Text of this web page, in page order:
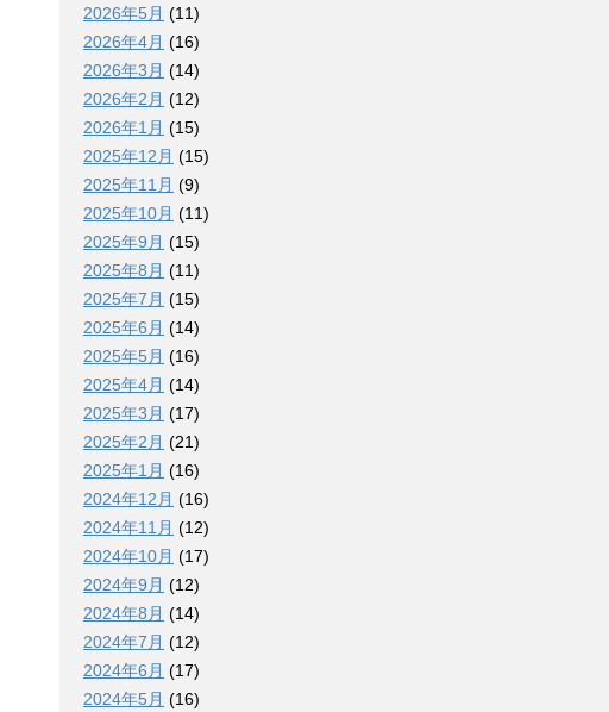
2026年5月 (11)
2026年4月 (16)
2026年3月 (14)
2026年2月 (12)
2026年1月 (15)
2025年12月 (15)
2025年11月 (9)
2025年10月 (11)
2025年9月 (15)
2025年8月 (11)
2025年7月 (15)
2025年6月 (14)
2025年5月 (16)
2025年4月 (14)
2025年3月 (17)
2025年2月 (21)
2025年1月 (16)
2024年12月 (16)
2024年11月 (12)
2024年10月 (17)
2024年9月 (12)
2024年8月 (14)
2024年7月 (12)
2024年6月 (17)
2024年5月 (16)